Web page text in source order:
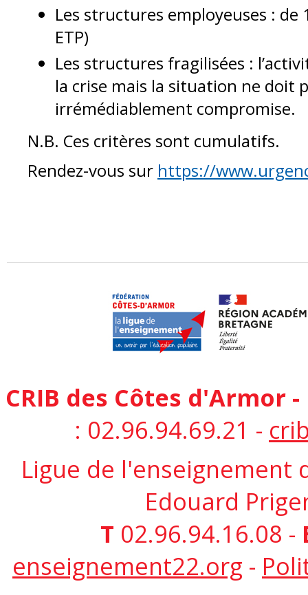
Les structures employeuses : de
ETP)
Les structures fragilisées :
la crise mais la situation ne doit
irrémédiablement compromise.
N.B. Ces critères sont cumulatifs.
Rendez-vous sur https://
CRIB des Côtes d'Armor
: 02.96.94.69.21 -
Ligue de l'enseignement
Edouard
T 02.96.94.16.08 -
enseignement22.org -